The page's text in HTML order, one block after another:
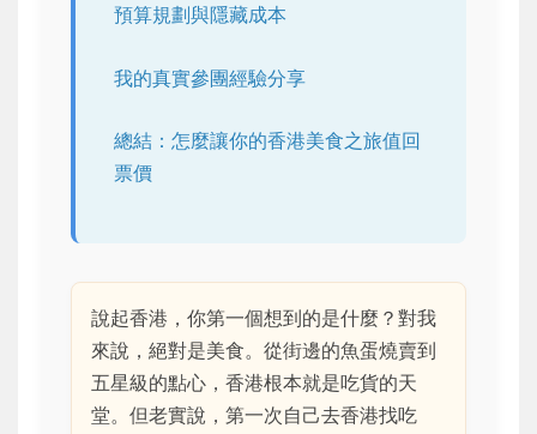
預算規劃與隱藏成本
我的真實參團經驗分享
總結：怎麼讓你的香港美食之旅值回
票價
說起香港，你第一個想到的是什麼？對我
來說，絕對是美食。從街邊的魚蛋燒賣到
五星級的點心，香港根本就是吃貨的天
堂。但老實說，第一次自己去香港找吃